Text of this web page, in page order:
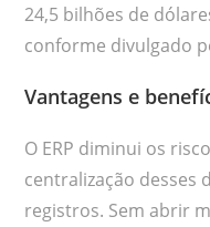
24,5 bilhões de
conforme divulgado
Vantagens e
O ERP diminui os
centralização desses
registros. Sem abrir